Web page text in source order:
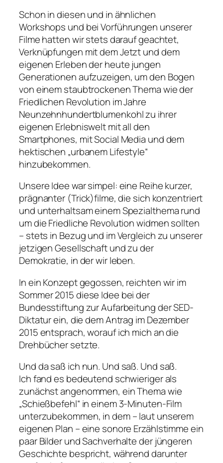
Schon in diesen und in ähnlichen
Workshops und bei Vorführungen unserer
Filme hatten wir stets darauf geachtet,
Verknüpfungen mit dem Jetzt und dem
eigenen Erleben der heute jungen
Generationen aufzuzeigen, um den Bogen
von einem staubtrockenen Thema wie der
Friedlichen Revolution im Jahre
Neunzehnhundertblumenkohl zu ihrer
eigenen Erlebniswelt mit all den
Smartphones, mit Social Media und dem
hektischen „urbanem Lifestyle“
hinzubekommen.
Unsere Idee war simpel: eine Reihe kurzer,
prägnanter (Trick)filme, die sich konzentriert
und unterhaltsam einem Spezialthema rund
um die Friedliche Revolution widmen sollten
– stets in Bezug und im Vergleich zu unserer
jetzigen Gesellschaft und zu der
Demokratie, in der wir leben.
In ein Konzept gegossen, reichten wir im
Sommer 2015 diese Idee bei der
Bundesstiftung zur Aufarbeitung der SED-
Diktatur ein, die dem Antrag im Dezember
2015 entsprach, worauf ich mich an die
Drehbücher setzte.
Und da saß ich nun. Und saß. Und saß.
Ich fand es bedeutend schwieriger als
zunächst angenommen, ein Thema wie
„Schießbefehl“ in einem 3-Minuten-Film
unterzubekommen, in dem – laut unserem
eigenen Plan – eine sonore Erzählstimme ein
paar Bilder und Sachverhalte der jüngeren
Geschichte bespricht, während darunter